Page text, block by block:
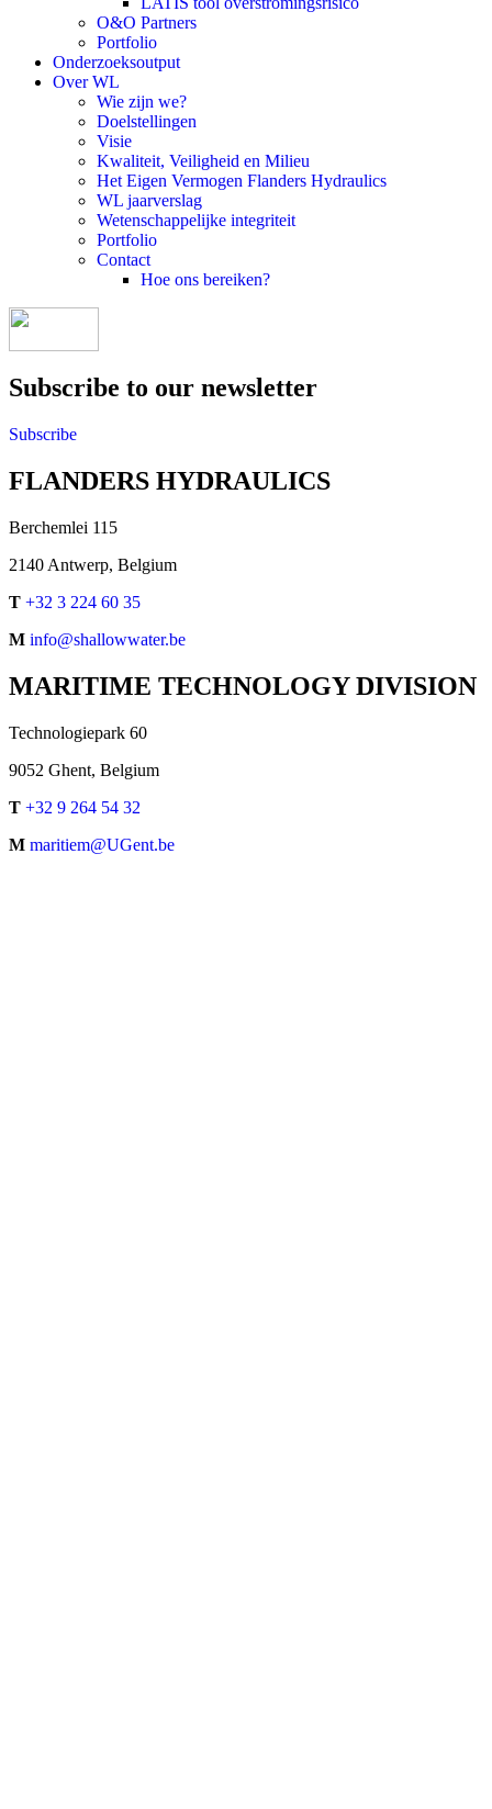
O&O Partners
Portfolio
Onderzoeksoutput
Over WL
Wie zijn we?
Doelstellingen
Visie
Kwaliteit, Veiligheid en Milieu
Het Eigen Vermogen Flanders Hydraulics
WL jaarverslag
Wetenschappelijke integriteit
Portfolio
Contact
Hoe ons bereiken?
Subscribe to our newsletter
Subscribe
FLANDERS HYDRAULICS
Berchemlei 115
2140 Antwerp, Belgium
T +32 3 224 60 35
M info@shallowwater.be
MARITIME TECHNOLOGY DIVISION
Technologiepark 60
9052 Ghent, Belgium
T +32 9 264 54 32
M maritiem@UGent.be